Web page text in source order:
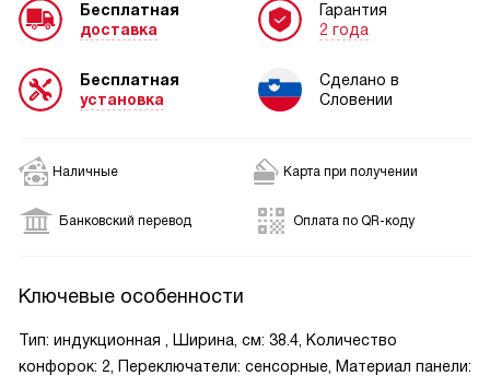
Бесплатная
доставка
Бесплатная
установка
Гарантия
2 года
Сделано в
Словении
Наличные Карта при получении
Банковский перевод Оплата по QR-коду
Ключевые особенности
Тип: индукционная , Ширина, см: 38.4, Количество
конфорок: 2, Переключатели: сенсорные, Материал панели: